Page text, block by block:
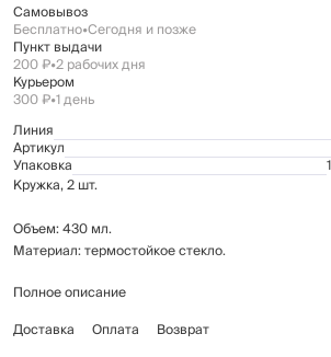
Самовывоз
Бесплатно•Сегодня и позже
Пункт выдачи
200 ₽•2 рабочих дня
Курьером
300 ₽•1 день
Линия
Артикул
Упаковка
Кружка, 2 шт.
Объем: 430 мл.
Материал: термостойкое стекло.
Рекомендуется мыть вручную с применением
губки.
Полное описание
Доставка
Оплата Возврат